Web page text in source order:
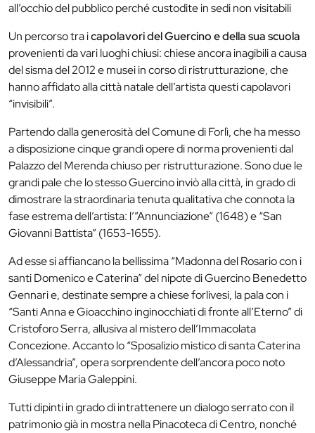
all’occhio del pubblico perché custodite in sedi non visitabili
Un percorso tra icapolavori del Guercino e della sua scuola
provenienti da vari luoghi chiusi: chiese ancora inagibili a causa
del sisma del 2012 e musei in corso di ristrutturazione, che
hanno affidato alla città natale dell’artista questi capolavori
“invisibili”.
Partendo dalla generosità del Comune di Forlì, che ha messo
a disposizione cinque grandi opere di norma provenienti dal
Palazzo del Merenda chiuso per ristrutturazione. Sono due le
grandi pale che lo stesso Guercino inviò alla città, in grado di
dimostrare la straordinaria tenuta qualitativa che connota la
fase estrema dell’artista: l’”Annunciazione” (1648) e “San
Giovanni Battista” (1653-1655).
Ad esse si affiancano la bellissima “Madonna del Rosario con i
santi Domenico e Caterina” del nipote di Guercino Benedetto
Gennari e, destinate sempre a chiese forlivesi, la pala con i
“Santi Anna e Gioacchino inginocchiati di fronte all’Eterno” di
Cristoforo Serra, allusiva al mistero dell’Immacolata
Concezione. Accanto lo “Sposalizio mistico di santa Caterina
d’Alessandria”, opera sorprendente dell’ancora poco noto
Giuseppe Maria Galeppini.
Tutti dipinti in grado di intrattenere un dialogo serrato con il
patrimonio già in mostra nella Pinacoteca di Centro, nonché